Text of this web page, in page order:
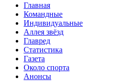
Главная
Командные
Индивидуальные
Аллея звёзд
Главред
Статистика
Газета
Около спорта
Анонсы